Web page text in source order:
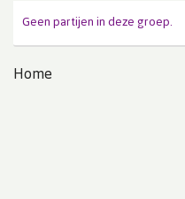
Geen partijen in deze groep.
Home